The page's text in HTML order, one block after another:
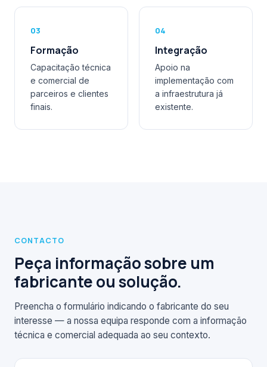
03
Formação
Capacitação técnica
e comercial de
parceiros e clientes
finais.
04
Integração
Apoio na
implementação com
a infraestrutura já
existente.
CONTACTO
Peça informação sobre um
fabricante ou solução.
Preencha o formulário indicando o fabricante do seu
interesse — a nossa equipa responde com a informação
técnica e comercial adequada ao seu contexto.